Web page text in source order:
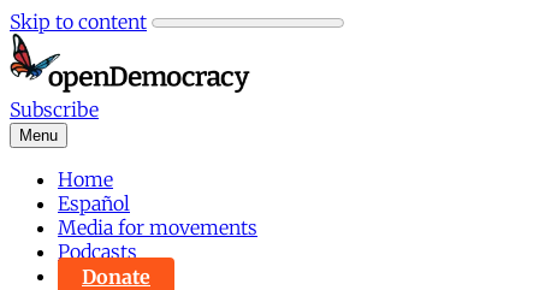
Skip to content
Subscribe
Menu
Home
Español
Media for movements
Podcasts
Donate